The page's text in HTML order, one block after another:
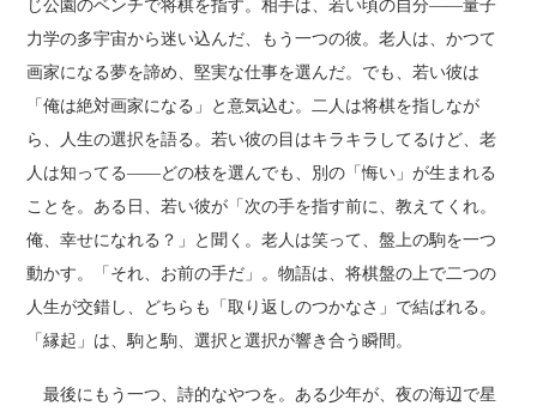
じ公園のベンチで将棋を指す。相手は、若い頃の自分――量子
力学の多宇宙から迷い込んだ、もう一つの彼。老人は、かつて
画家になる夢を諦め、堅実な仕事を選んだ。でも、若い彼は
「俺は絶対画家になる」と意気込む。二人は将棋を指しなが
ら、人生の選択を語る。若い彼の目はキラキラしてるけど、老
人は知ってる――どの枝を選んでも、別の「悔い」が生まれる
ことを。ある日、若い彼が「次の手を指す前に、教えてくれ。
俺、幸せになれる？」と聞く。老人は笑って、盤上の駒を一つ
動かす。「それ、お前の手だ」。物語は、将棋盤の上で二つの
人生が交錯し、どちらも「取り返しのつかなさ」で結ばれる。
「縁起」は、駒と駒、選択と選択が響き合う瞬間。
最後にもう一つ、詩的なやつを。ある少年が、夜の海辺で星